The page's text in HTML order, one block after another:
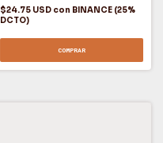
$24.75 USD con BINANCE (25%
DCTO)
COMPRAR